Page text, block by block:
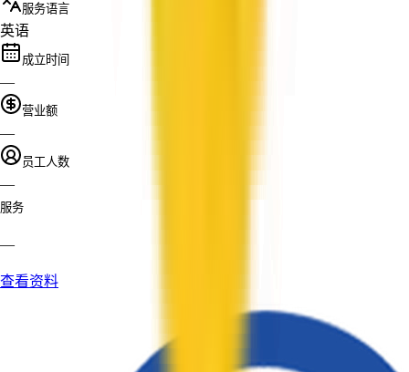
服务语言
英语
成立时间
—
营业额
—
员工人数
—
服务
—
查看资料